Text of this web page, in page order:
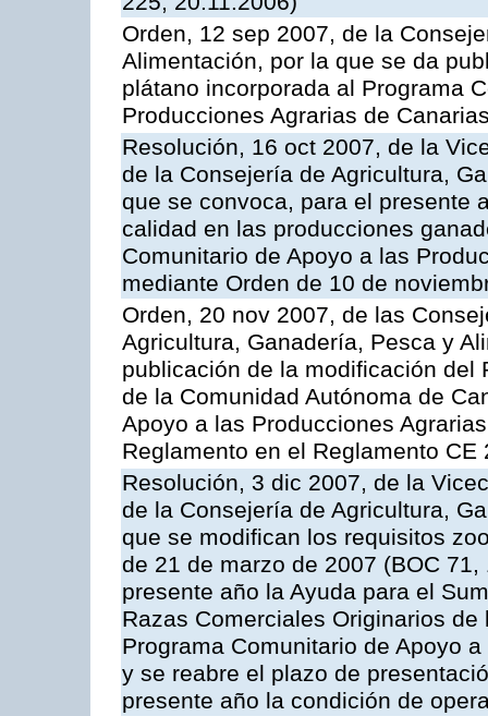
Orden, 12 sep 2007, de la
Alimentación, por la que se da
plátano incorporada al Programa
Producciones Agrarias de
Resolución, 16 oct 2007, de la
de la Consejería de Agricultura,
que se convoca, para el presente
calidad en las producciones
Comunitario de Apoyo a las
mediante Orden de 10 de
Orden, 20 nov 2007, de las
Agricultura, Ganadería, Pesca y
publicación de la modificación del
de la Comunidad Autónoma de
Apoyo a las Producciones
Reglamento en el Reglamento
Resolución, 3 dic 2007, de la
de la Consejería de Agricultura,
que se modifican los requisitos
de 21 de marzo de 2007 (BOC
presente año la Ayuda para el
Razas Comerciales Originarios
Programa Comunitario de Apoyo
y se reabre el plazo de
presente año la condición de